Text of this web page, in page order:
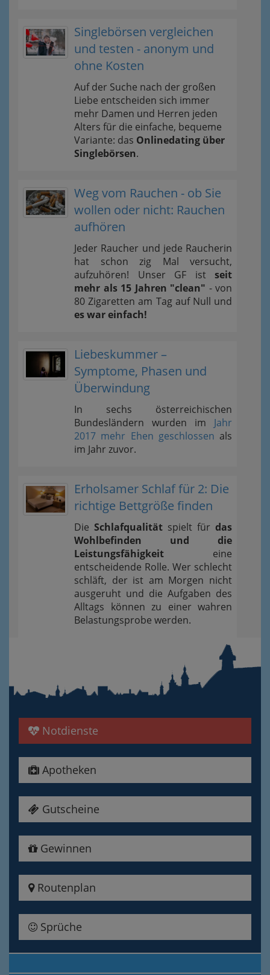
Singlebörsen vergleichen
und testen - anonym und
ohne Kosten
Auf der Suche nach der großen
Liebe entscheiden sich immer
mehr Damen und Herren jeden
Alters für die einfache, bequeme
Variante: das Onlinedating über
Singlebörsen.
Weg vom Rauchen - ob Sie
wollen oder nicht: Rauchen
aufhören
Jeder Raucher und jede Raucherin
hat schon zig Mal versucht,
aufzuhören! Unser GF ist seit
mehr als 15 Jahren "clean" - von
80 Zigaretten am Tag auf Null und
es war einfach!
Liebeskummer –
Symptome, Phasen und
Überwindung
In sechs österreichischen
Bundesländern wurden im Jahr
2017 mehr Ehen geschlossen als
im Jahr zuvor.
Erholsamer Schlaf für 2: Die
richtige Bettgröße finden
Die Schlafqualität spielt für das
Wohlbefinden und die
Leistungsfähigkeit eine
entscheidende Rolle. Wer schlecht
schläft, der ist am Morgen nicht
ausgeruht und die Aufgaben des
Alltags können zu einer wahren
Belastungsprobe werden.
Notdienste
Apotheken
Gutscheine
Gewinnen
Routenplan
Sprüche